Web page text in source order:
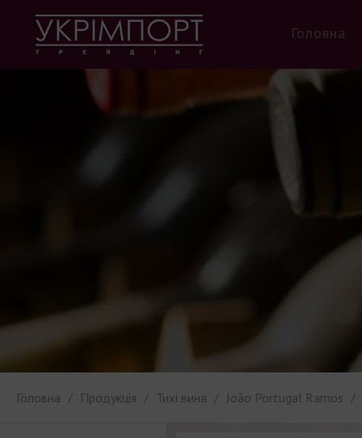
Головна
Головна Продукція Тихі вина João Portugal Ramos